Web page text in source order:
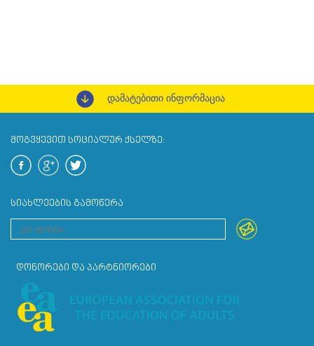
დამატებითი ინფორმაცია
ᲛᲝᲒᲕᲧᲔᲕᲘᲗ ᲡᲝᲪᲘᲐᲚᲣᲠ ᲥᲡᲔᲚᲖᲔ:
ᲡᲘᲐᲮᲚᲔᲔᲑᲘᲡ ᲒᲐᲛᲝᲬᲔᲠᲐ
ᲓᲝᲜᲝᲠᲔᲑᲘ ᲓᲐ ᲞᲐᲠᲢᲜᲘᲝᲠᲔᲑᲘ